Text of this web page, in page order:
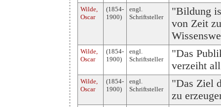
Wilde,
Oscar
(1854-
1900)
engl.
Schriftsteller
"Bildung
von Zeit
Wilde,
Oscar
(1854-
1900)
engl.
Schriftsteller
"Das
verzeiht
Wilde,
Oscar
(1854-
1900)
engl.
Schriftsteller
"Das Ziel
zu